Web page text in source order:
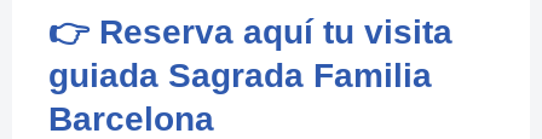
👉 Reserva aquí tu visita
guiada Sagrada Familia
Barcelona